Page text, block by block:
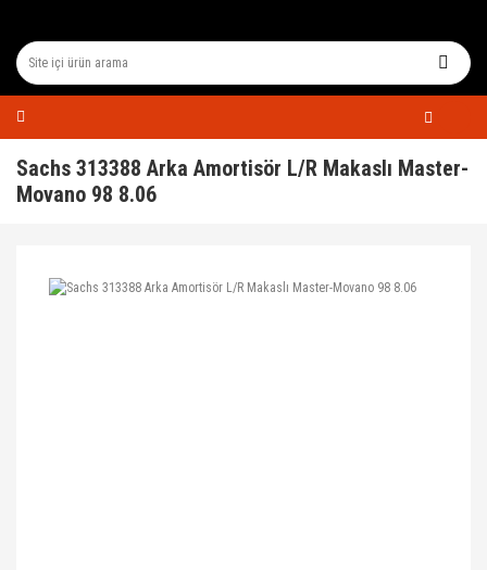
Sachs 313388 Arka Amortisör L/R Makaslı Master-
Movano 98 8.06